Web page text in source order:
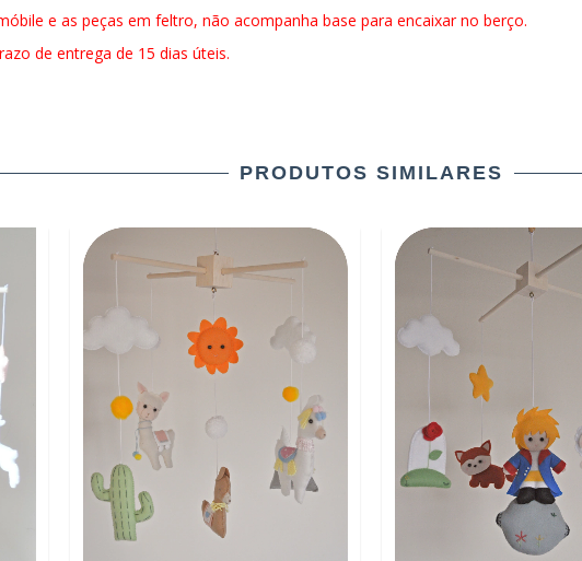
e as peças em feltro, não acompanha base para encaixar no berço.
de entrega de 15 dias úteis.
PRODUTOS SIMILARES